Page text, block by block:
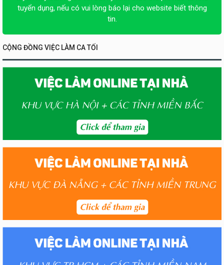
tuyển dụng, nếu có vui lòng báo lại cho website biết thông
tin.
CỘNG ĐỒNG VIỆC LÀM CA TỐI